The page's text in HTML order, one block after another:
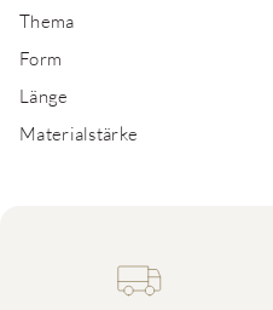
Thema
Form
Länge
Materialstärke